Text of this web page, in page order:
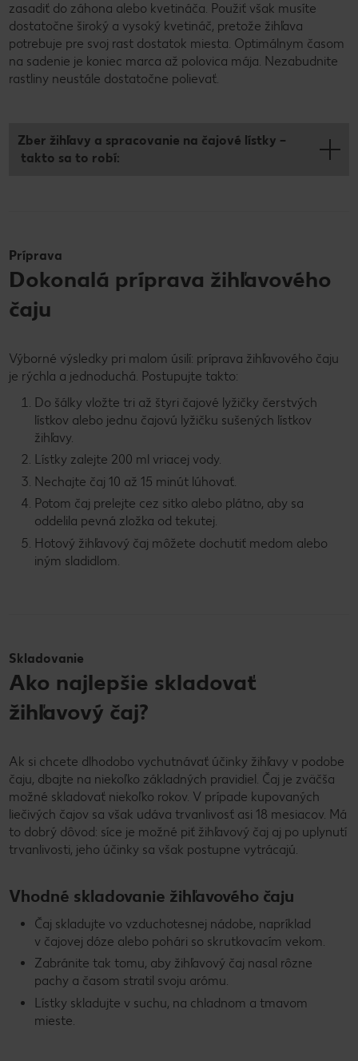
zasadiť do záhona alebo kvetináča. Použiť však musíte
dostatočne široký a vysoký kvetináč, pretože žihľava
potrebuje pre svoj rast dostatok miesta. Optimálnym časom
na sadenie je koniec marca až polovica mája. Nezabudnite
rastliny neustále dostatočne polievať.
Zber žihľavy a spracovanie na čajové lístky –
takto sa to robí:
Príprava
Dokonalá príprava žihľavového
čaju
Výborné výsledky pri malom úsilí: príprava žihľavového čaju
je rýchla a jednoduchá. Postupujte takto:
Do šálky vložte tri až štyri čajové lyžičky čerstvých
lístkov alebo jednu čajovú lyžičku sušených lístkov
žihľavy.
Lístky zalejte 200 ml vriacej vody.
Nechajte čaj 10 až 15 minút lúhovať.
Potom čaj prelejte cez sitko alebo plátno, aby sa
oddelila pevná zložka od tekutej.
Hotový žihľavový čaj môžete dochutiť medom alebo
iným sladidlom.
Skladovanie
Ako najlepšie skladovať
žihľavový čaj?
Ak si chcete dlhodobo vychutnávať účinky žihľavy v podobe
čaju, dbajte na niekoľko základných pravidiel. Čaj je zväčša
možné skladovať niekoľko rokov. V prípade kupovaných
liečivých čajov sa však udáva trvanlivosť asi 18 mesiacov. Má
to dobrý dôvod: síce je možné piť žihľavový čaj aj po uplynutí
trvanlivosti, jeho účinky sa však postupne vytrácajú.
Vhodné skladovanie žihľavového čaju
Čaj skladujte vo vzduchotesnej nádobe, napríklad
v čajovej dóze alebo pohári so skrutkovacím vekom.
Zabránite tak tomu, aby žihľavový čaj nasal rôzne
pachy a časom stratil svoju arómu.
Lístky skladujte v suchu, na chladnom a tmavom
mieste.